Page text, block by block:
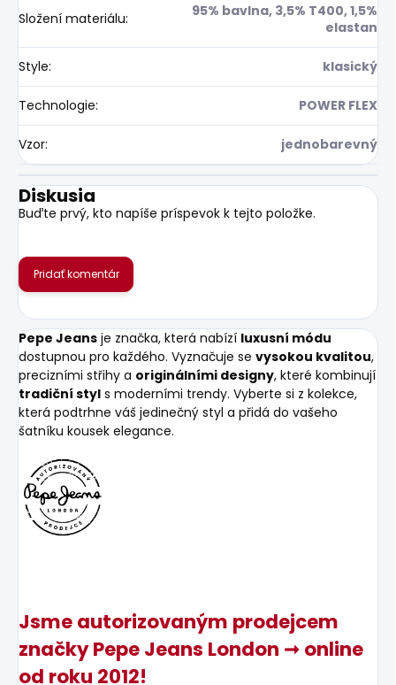
Složení materiálu:
95% bavlna, 3,5% T400, 1,5%
elastan
Style: klasický
Technologie: POWER FLEX
Vzor: jednobarevný
Diskusia
Buďte prvý, kto napíše príspevok k tejto položke.
Pridať komentár
Pepe Jeans je značka, která nabízí luxusní módu
dostupnou pro každého. Vyznačuje se vysokou kvalitou,
precizními střihy a originálními designy, které kombinují
tradiční styl s moderními trendy. Vyberte si z kolekce,
která podtrhne váš jedinečný styl a přidá do vašeho
šatníku kousek elegance.
Jsme autorizovaným prodejcem
značky Pepe Jeans London ➞ online
od roku 2012!